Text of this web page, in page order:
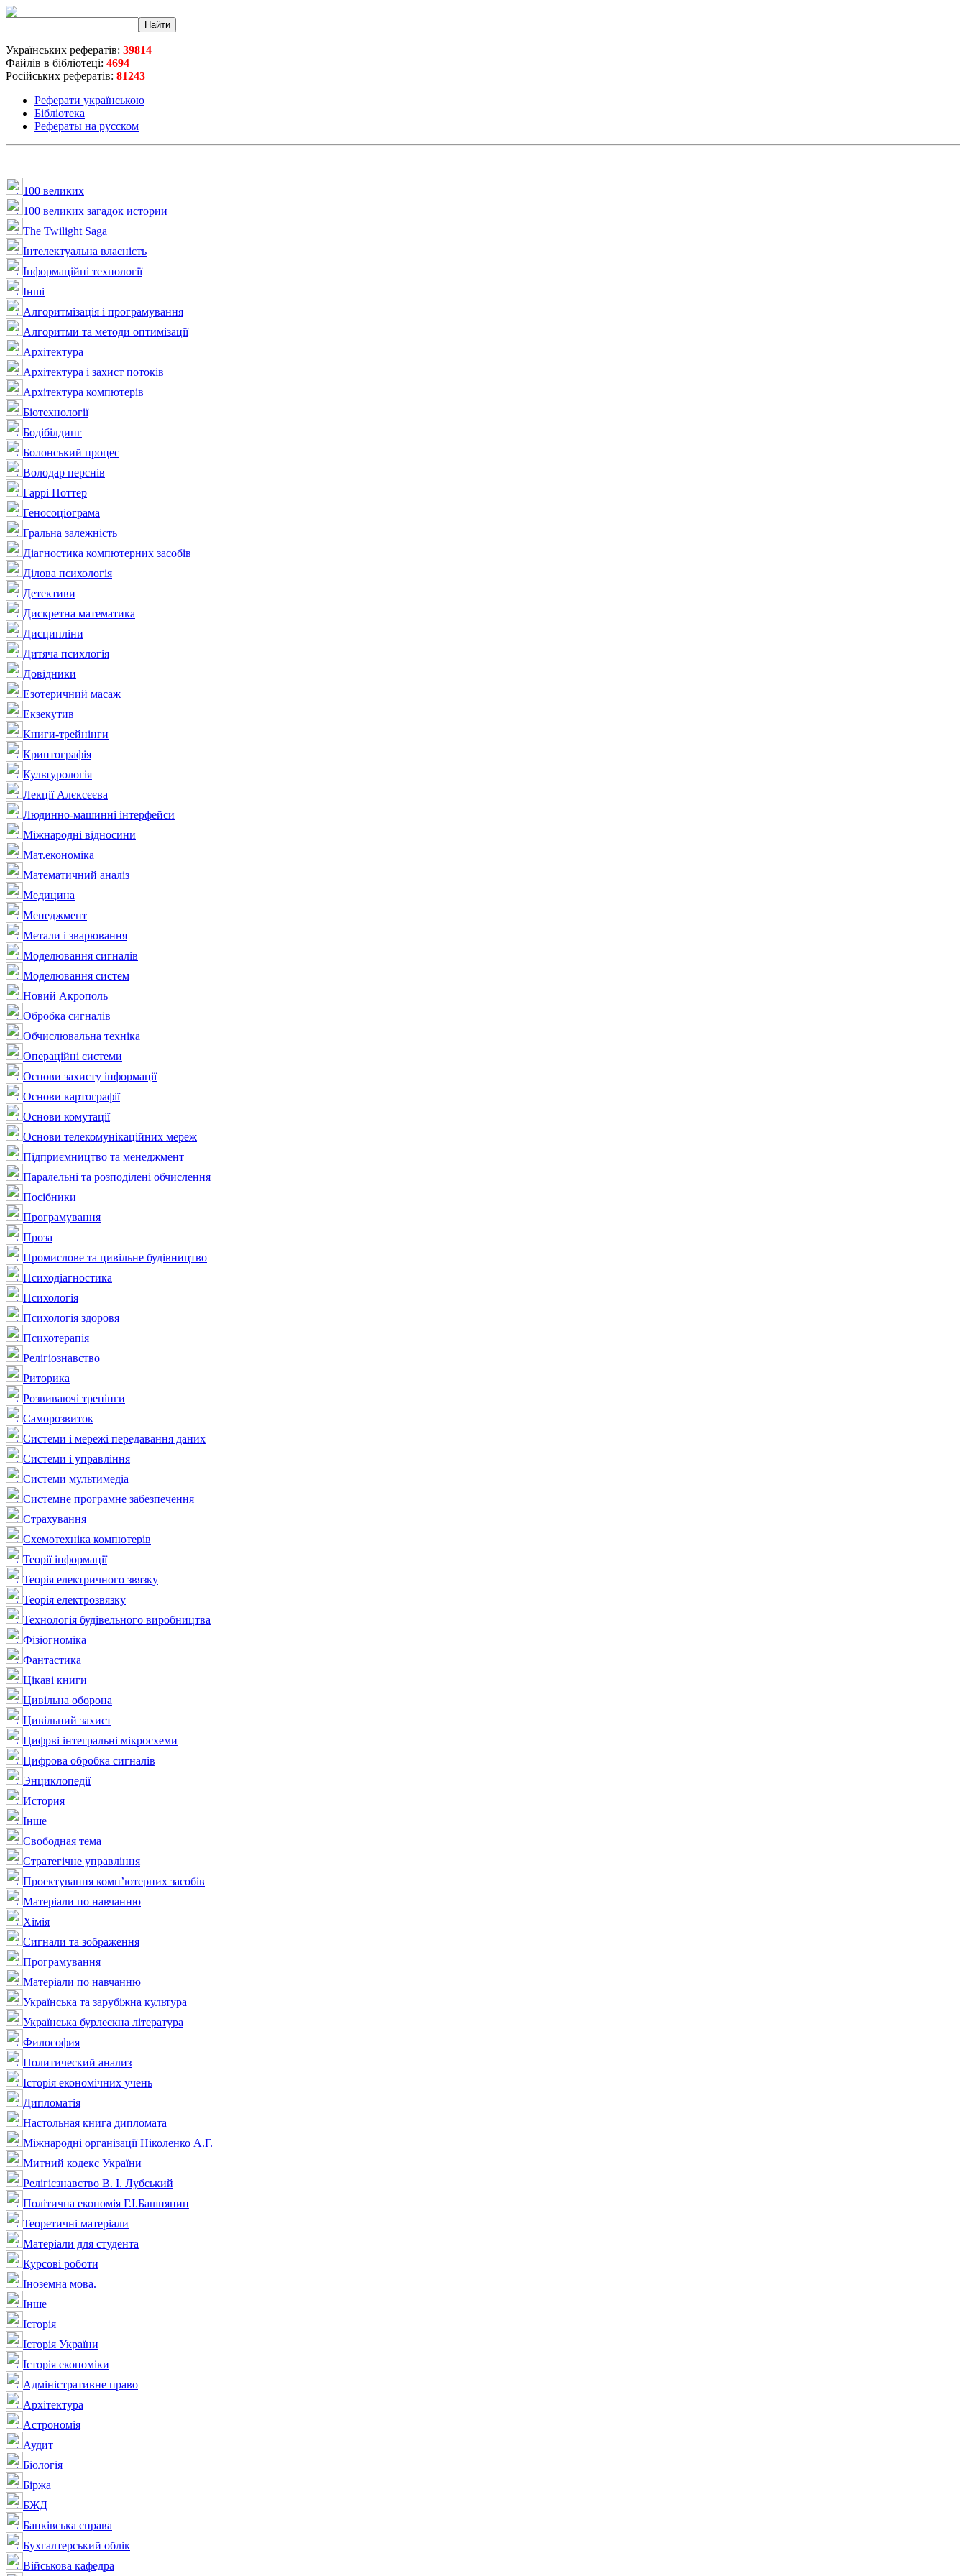
Українських рефератів: 39814
Файлів в бібліотеці: 4694
Російських рефератів: 81243
Реферати українською
Бібліотека
Рефераты на русском
100 великих
100 великих загадок истории
The Twilight Saga
Інтелектуальна влaсність
Інформаційні технології
Інші
Алгоритмізація і програмування
Алгоритми та методи оптимізації
Архітектура
Архітектура і захист потоків
Архітектура компютерів
Біотехнології
Бодібілдинг
Болонський процес
Володар перснів
Гаррі Поттер
Геносоціограма
Гральна залежність
Діагностика компютерних засобів
Ділова психологія
Детективи
Дискретна математика
Дисципліни
Дитяча психлогія
Довідники
Езотеричний масаж
Екзекутив
Книги-трейнінги
Криптографія
Культурологія
Лекції Алєксєєва
Людинно-машинні інтерфейси
Міжнародні відносини
Мат.економіка
Математичний аналіз
Медицина
Менеджмент
Метали і зварювання
Моделювання сигналів
Моделювання систем
Новий Акрополь
Обробка сигналів
Обчислювальна техніка
Операційні системи
Основи захисту інформації
Основи картографії
Основи комутації
Основи телекомунікаційних мереж
Підприємництво та менеджмент
Паралельні та розподілені обчислення
Посібники
Програмування
Проза
Промислове та цивільне будівництво
Психодіагностика
Психологія
Психологія здоровя
Психотерапія
Релігіознавство
Риторика
Розвиваючі тренінги
Саморозвиток
Системи і мережі передавання даних
Системи і управління
Системи мультимедіа
Системне програмне забезпечення
Страхування
Схемотехніка компютерів
Теорії інформації
Теорія електричного звязку
Теорія електрозвязку
Технологія будівельного виробництва
Фізіогноміка
Фантастика
Цікаві книги
Цивільна оборона
Цивільний захист
Цифрві інтегральні мікросхеми
Цифрова обробка сигналів
Энциклопедії
История
Інше
Свободная тема
Стратегічне управління
Проектування комп’ютерних засобів
Матеріали по навчанню
Хімія
Сигнали та зображення
Програмування
Матеріали по навчанню
Українська та зарубіжна культура
Українська бурлескна література
Философия
Политический анализ
Історія економічних учень
Дипломатія
Настольная книга дипломата
Міжнародні організації Ніколенко А.Г.
Митний кодекс України
Релігієзнавство В. І. Лубський
Політична економія Г.І.Башнянин
Теоретичні матеріали
Матеріали для студента
Курсові роботи
Іноземна мова.
Інше
Історія
Історія України
Історія економіки
Адміністративне право
Архітектура
Астрономія
Аудит
Біологія
Біржа
БЖД
Банківська справа
Бухгалтерський облік
Військова кафедра